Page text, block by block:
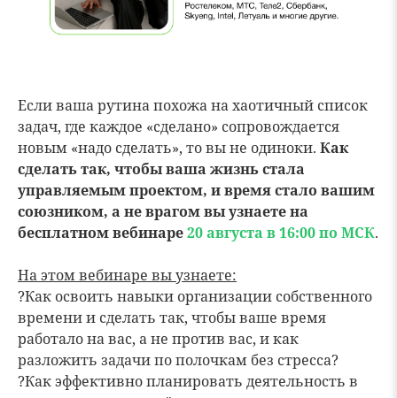
Если ваша рутина похожа на хаотичный список
задач, где каждое «сделано» сопровождается
новым «надо сделать», то вы не одиноки. Как
сделать так, чтобы ваша жизнь стала
управляемым проектом, и время стало вашим
союзником, а не врагом вы узнаете на
бесплатном вебинаре20 августа в 16:00 по МСК.
На этом вебинаре вы узнаете:
?Как освоить навыки организации собственного
времени и сделать так, чтобы ваше время
работало на вас, а не против вас, и как
разложить задачи по полочкам без стресса?
?Как эффективно планировать деятельность в